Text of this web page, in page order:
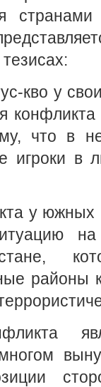
странами
кво у
что в
игроки в
у южных
районы